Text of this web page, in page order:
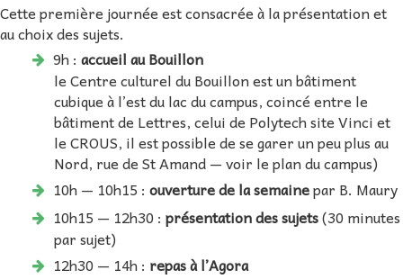
Cette première journée est consacrée à la présentation et
au choix des sujets.
9h : accueil au Bouillon
le Centre culturel du Bouillon est un bâtiment
cubique à l’est du lac du campus, coincé entre le
bâtiment de Lettres, celui de Polytech site Vinci et
le CROUS, il est possible de se garer un peu plus au
Nord, rue de St Amand — voir le plan du campus)
10h — 10h15 : ouverture de la semainepar B. Maury
10h15 — 12h30 : présentation des sujets(30 minutes
par sujet)
12h30 — 14h : repas à l’Agora